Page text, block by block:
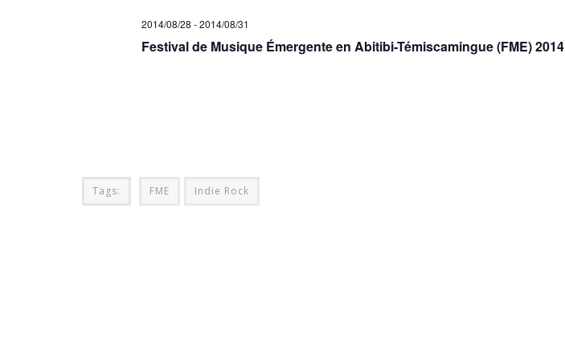
2014/08/28 -2014/08/31
Festival de Musique Émergente en Abitibi-Témiscamingue (FME) 2014
Tags: FME Indie Rock